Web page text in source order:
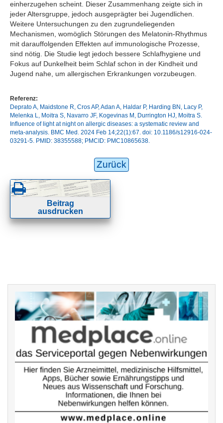
einherzugehen scheint. Dieser Zusammenhang zeigte sich in
jeder Altersgruppe, jedoch ausgeprägter bei Jugendlichen.
Weitere Untersuchungen zu den zugrundeliegenden
Mechanismen, womöglich Störungen des Melatonin-Rhythmus
mit darauffolgenden Effekten auf immunologische Prozesse,
sind nötig. Die Studie legt jedoch bessere Schlafhygiene und
Fokus auf Dunkelheit beim Schlaf schon in der Kindheit und
Jugend nahe, um allergischen Erkrankungen vorzubeugen.
Referenz:
Deprato A, Maidstone R, Cros AP, Adan A, Haldar P, Harding BN, Lacy P,
Melenka L, Moitra S, Navarro JF, Kogevinas M, Durrington HJ, Moitra S.
Influence of light at night on allergic diseases: a systematic review and
meta-analysis. BMC Med. 2024 Feb 14;22(1):67. doi: 10.1186/s12916-024-
03291-5. PMID: 38355588; PMCID: PMC10865638.
Zurück
Beitrag
ausdrucken